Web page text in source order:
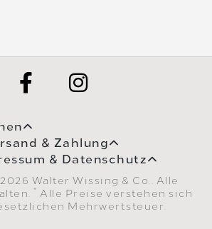
& Zahlung
& Datenschutz
Walter Wissing & Co.. Alle
* Alle Preise verstehen sich
Mehrwertsteuer.